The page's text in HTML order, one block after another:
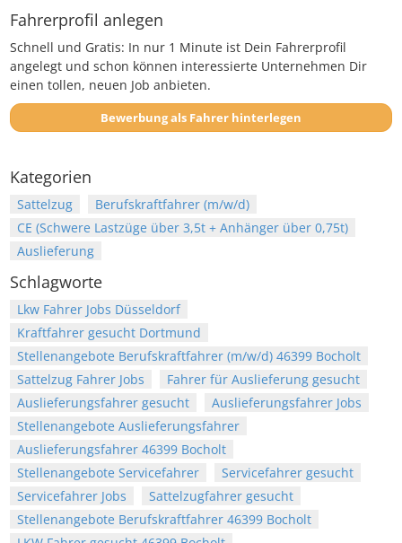
Fahrerprofil anlegen
Schnell und Gratis: In nur 1 Minute ist Dein Fahrerprofil
angelegt und schon können interessierte Unternehmen Dir
einen tollen, neuen Job anbieten.
Bewerbung als Fahrer hinterlegen
Kategorien
Sattelzug
Berufskraftfahrer (m/w/d)
CE (Schwere Lastzüge über 3,5t + Anhänger über 0,75t)
Auslieferung
Schlagworte
Lkw Fahrer Jobs Düsseldorf
Kraftfahrer gesucht Dortmund
Stellenangebote Berufskraftfahrer (m/w/d) 46399 Bocholt
Sattelzug Fahrer Jobs
Fahrer für Auslieferung gesucht
Auslieferungsfahrer gesucht
Auslieferungsfahrer Jobs
Stellenangebote Auslieferungsfahrer
Auslieferungsfahrer 46399 Bocholt
Stellenangebote Servicefahrer
Servicefahrer gesucht
Servicefahrer Jobs
Sattelzugfahrer gesucht
Stellenangebote Berufskraftfahrer 46399 Bocholt